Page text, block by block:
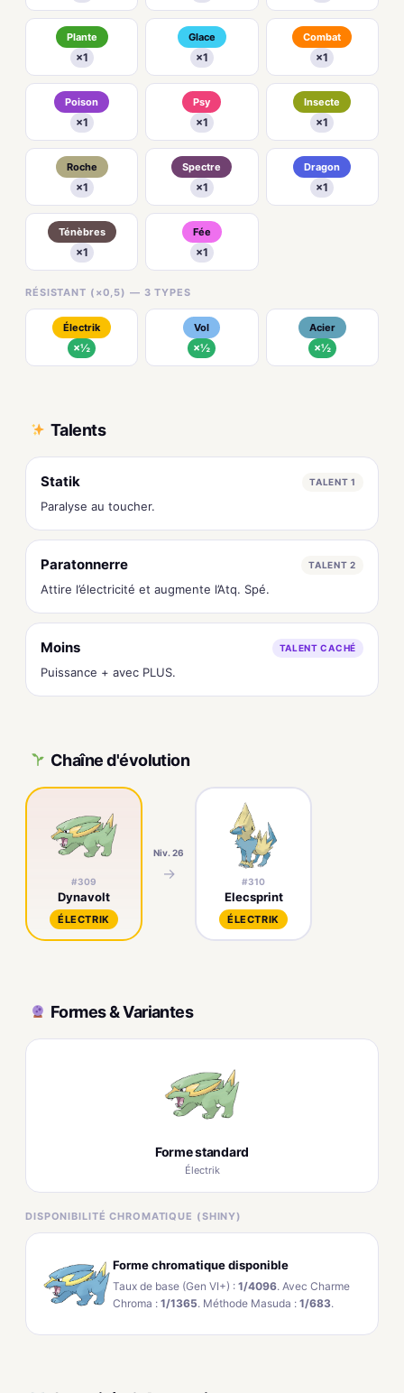
Plante
×1
Glace
×1
Combat
×1
Poison
×1
Psy
×1
Insecte
×1
Roche
×1
Spectre
×1
Dragon
×1
Ténèbres
×1
Fée
×1
RÉSISTANT (×0,5) — 3 TYPES
Électrik
×½
Vol
×½
Acier
×½
Talents
Statik TALENT 1
Paralyse au toucher.
Paratonnerre TALENT 2
Attire l’électricité et augmente l’Atq. Spé.
Moins TALENT CACHÉ
Puissance + avec PLUS.
Chaîne d'évolution
#309
Dynavolt
ÉLECTRIK
Niv. 26
→ #310
Elecsprint
ÉLECTRIK
Formes & Variantes
Forme standard
Électrik
DISPONIBILITÉ CHROMATIQUE (SHINY)
Forme chromatique disponible
Taux de base (Gen VI+) : 1/4096. Avec Charme
Chroma : 1/1365. Méthode Masuda : 1/683.